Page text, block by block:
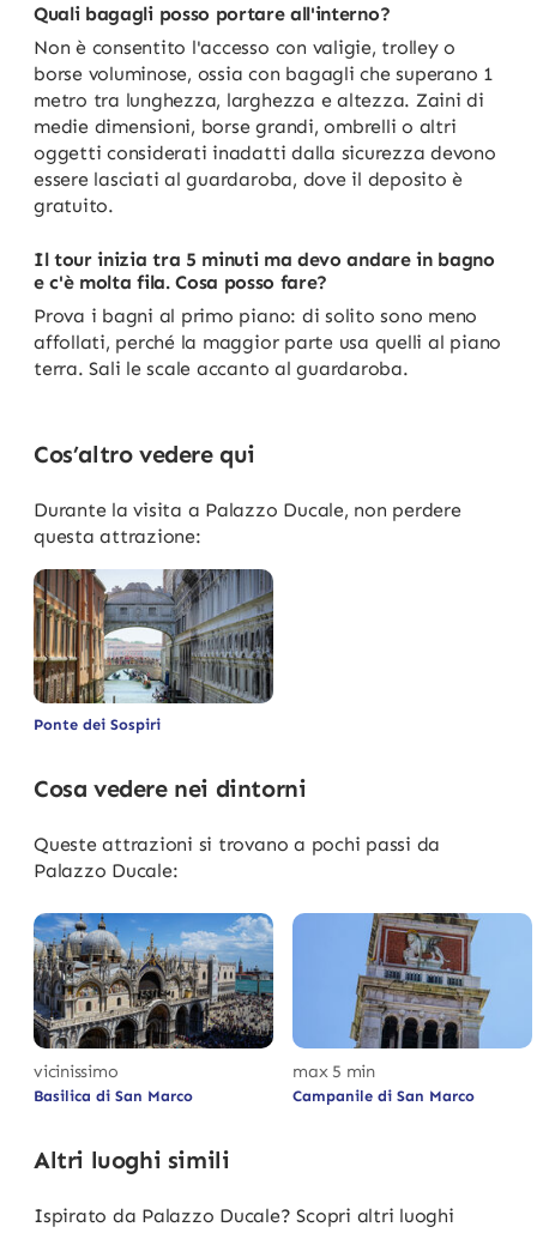
Quali bagagli posso portare all'interno?
Non è consentito l'accesso con valigie, trolley o
borse voluminose, ossia con bagagli che superano 1
metro tra lunghezza, larghezza e altezza. Zaini di
medie dimensioni, borse grandi, ombrelli o altri
oggetti considerati inadatti dalla sicurezza devono
essere lasciati al guardaroba, dove il deposito è
gratuito.
Il tour inizia tra 5 minuti ma devo andare in bagno
e c'è molta fila. Cosa posso fare?
Prova i bagni al primo piano: di solito sono meno
affollati, perché la maggior parte usa quelli al piano
terra. Sali le scale accanto al guardaroba.
Cos’altro vedere qui
Durante la visita a Palazzo Ducale, non perdere
questa attrazione:
Ponte dei Sospiri
Cosa vedere nei dintorni
Queste attrazioni si trovano a pochi passi da
Palazzo Ducale:
vicinissimo
Basilica di San Marco
max 5 min
Campanile di San Marco
Altri luoghi simili
Ispirato da Palazzo Ducale? Scopri altri luoghi